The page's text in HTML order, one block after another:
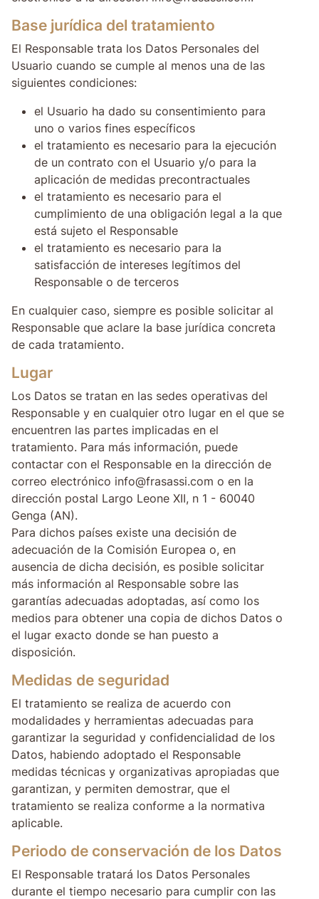
Base jurídica del tratamiento
El Responsable trata los Datos Personales del
Usuario cuando se cumple al menos una de las
siguientes condiciones:
el Usuario ha dado su consentimiento para
uno o varios fines específicos
el tratamiento es necesario para la ejecución
de un contrato con el Usuario y/o para la
aplicación de medidas precontractuales
el tratamiento es necesario para el
cumplimiento de una obligación legal a la que
está sujeto el Responsable
el tratamiento es necesario para la
satisfacción de intereses legítimos del
Responsable o de terceros
En cualquier caso, siempre es posible solicitar al
Responsable que aclare la base jurídica concreta
de cada tratamiento.
Lugar
Los Datos se tratan en las sedes operativas del
Responsable y en cualquier otro lugar en el que se
encuentren las partes implicadas en el
tratamiento. Para más información, puede
contactar con el Responsable en la dirección de
correo electrónico info@frasassi.com o en la
dirección postal Largo Leone XII, n 1 - 60040
Genga (AN).
Para dichos países existe una decisión de
adecuación de la Comisión Europea o, en
ausencia de dicha decisión, es posible solicitar
más información al Responsable sobre las
garantías adecuadas adoptadas, así como los
medios para obtener una copia de dichos Datos o
el lugar exacto donde se han puesto a
disposición.
Medidas de seguridad
El tratamiento se realiza de acuerdo con
modalidades y herramientas adecuadas para
garantizar la seguridad y confidencialidad de los
Datos, habiendo adoptado el Responsable
medidas técnicas y organizativas apropiadas que
garantizan, y permiten demostrar, que el
tratamiento se realiza conforme a la normativa
aplicable.
Periodo de conservación de los Datos
El Responsable tratará los Datos Personales
durante el tiempo necesario para cumplir con las